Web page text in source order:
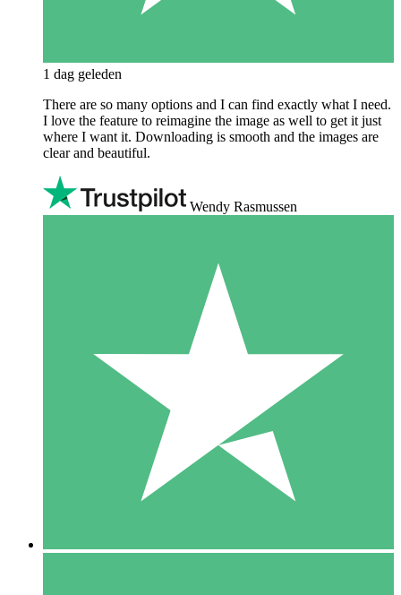
1 dag geleden
There are so many options and I can find exactly what I need.
I love the feature to reimagine the image as well to get it just
where I want it. Downloading is smooth and the images are
clear and beautiful.
Wendy Rasmussen